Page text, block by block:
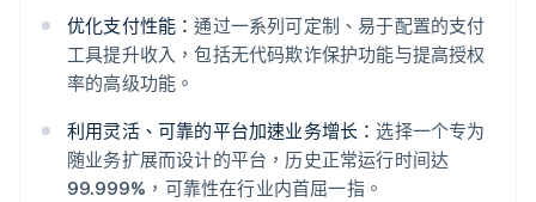
优化支付性能：通过一系列可定制、易于配置的支付
工具提升收入，包括无代码欺诈保护功能与提高授权
率的高级功能。
利用灵活、可靠的平台加速业务增长：选择一个专为
随业务扩展而设计的平台，历史正常运行时间达
99.999%，可靠性在行业内首屈一指。
爱尔兰
English
爱沙尼亚
English
奥地利
DeutschEnglish
澳大利亚
English